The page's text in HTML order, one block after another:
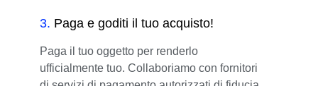
3. Paga e goditi il tuo acquisto!
Paga il tuo oggetto per renderlo
ufficialmente tuo. Collaboriamo con fornitori